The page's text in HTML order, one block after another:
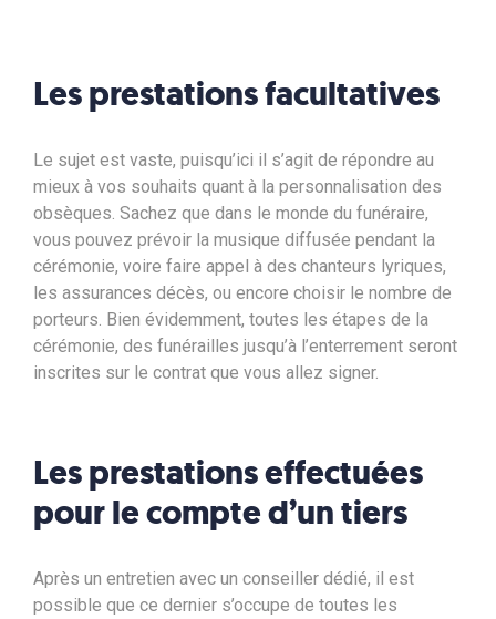
Les prestations facultatives
Le sujet est vaste, puisqu’ici il s’agit de répondre au
mieux à vos souhaits quant à la personnalisation des
obsèques. Sachez que dans le monde du funéraire,
vous pouvez prévoir la musique diffusée pendant la
cérémonie, voire faire appel à des chanteurs lyriques,
les assurances décès, ou encore choisir le nombre de
porteurs. Bien évidemment, toutes les étapes de la
cérémonie, des funérailles jusqu’à l’enterrement seront
inscrites sur le contrat que vous allez signer.
Les prestations effectuées
pour le compte d’un tiers
Après un entretien avec un conseiller dédié, il est
possible que ce dernier s’occupe de toutes les